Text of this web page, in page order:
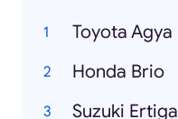
Toyota Agya
Honda Brio
Suzuki Ertiga